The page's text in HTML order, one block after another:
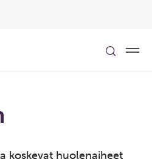
koskevat huolenaiheet